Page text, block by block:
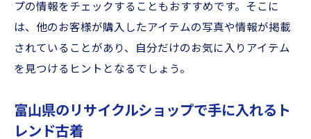
プの情報をチェックすることもおすすめです。そこに
は、他のお客様が購入したアイテムの写真や情報が掲載
されていることがあり、自分だけのお気に入りアイテム
を見つけるヒントとなるでしょう。
富山県のリサイクルショップで手に入れるト
レンド古着